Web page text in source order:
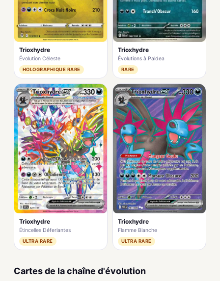
Trioxhydre
Évolution Céleste
HOLOGRAPHIQUE RARE
Trioxhydre
Évolutions à Paldea
RARE
Trioxhydre
Étincelles Déferlantes
ULTRA RARE
Trioxhydre
Flamme Blanche
ULTRA RARE
Cartes de la chaîne d'évolution